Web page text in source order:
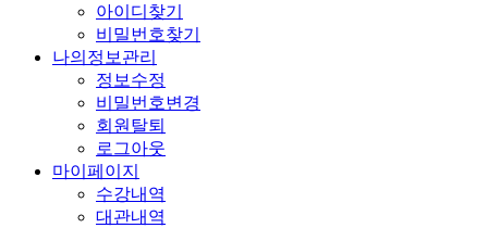
아이디찾기
비밀번호찾기
나의정보관리
정보수정
비밀번호변경
회원탈퇴
로그아웃
마이페이지
수강내역
대관내역